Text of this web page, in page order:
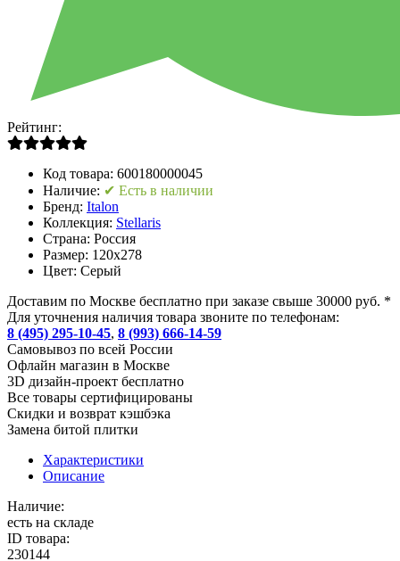
Рейтинг:
Код товара: 600180000045
Наличие: ✔ Есть в наличии
Бренд: Italon
Коллекция: Stellaris
Страна: Россия
Размер: 120x278
Цвет: Серый
Доставим по Москве бесплатно при заказе свыше 30000 руб. *
Для уточнения наличия товара звоните по телефонам:
8 (495) 295-10-45, 8 (993) 666-14-59
Cамовывоз по всей России
Офлайн магазин в Москве
3D дизайн-проект бесплатно
Все товары сертифицированы
Скидки и возврат кэшбэка
Замена битой плитки
Характеристики
Описание
Наличие:
есть на складе
ID товара:
230144